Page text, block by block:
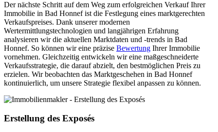
Der nächste Schritt auf dem Weg zum erfolgreichen Verkauf Ihrer
Immobilie in Bad Honnef ist die Festlegung eines marktgerechten
Verkaufspreises. Dank unserer modernen
Wertermittlungstechnologien und langjährigen Erfahrung
analysieren wir die aktuellen Marktdaten und -trends in Bad
Honnef. So können wir eine präzise Bewertung Ihrer Immobilie
vornehmen. Gleichzeitig entwickeln wir eine maßgeschneiderte
Verkaufsstrategie, die darauf abzielt, den bestmöglichen Preis zu
erzielen. Wir beobachten das Marktgeschehen in Bad Honnef
kontinuierlich, um unsere Strategie flexibel anpassen zu können.
Erstellung des Exposés